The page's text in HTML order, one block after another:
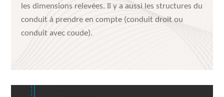
les dimensions relevées. Il y a aussi les structures du
conduit à prendre en compte (conduit droit ou
conduit avec coude).